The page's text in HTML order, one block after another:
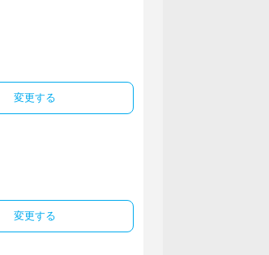
変更する
変更する